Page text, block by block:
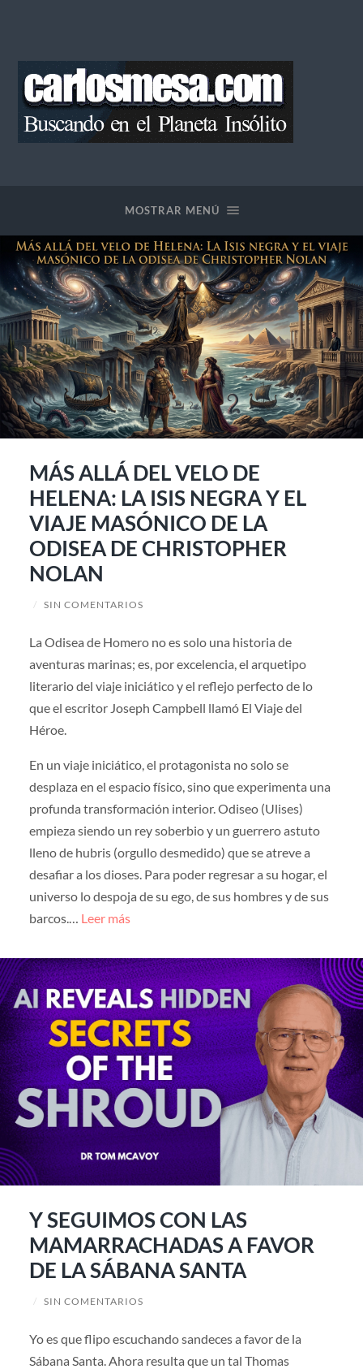
MOSTRAR MENÚ
MÁS ALLÁ DEL VELO DE
HELENA: LA ISIS NEGRA Y EL
VIAJE MASÓNICO DE LA
ODISEA DE CHRISTOPHER
NOLAN
/ SIN COMENTARIOS
La Odisea de Homero no es solo una historia de
aventuras marinas; es, por excelencia, el arquetipo
literario del viaje iniciático y el reflejo perfecto de lo
que el escritor Joseph Campbell llamó El Viaje del
Héroe.
En un viaje iniciático, el protagonista no solo se
desplaza en el espacio físico, sino que experimenta una
profunda transformación interior. Odiseo (Ulises)
empieza siendo un rey soberbio y un guerrero astuto
lleno de hubris (orgullo desmedido) que se atreve a
desafiar a los dioses. Para poder regresar a su hogar, el
universo lo despoja de su ego, de sus hombres y de sus
barcos.… Leer más
Y SEGUIMOS CON LAS
MAMARRACHADAS A FAVOR
DE LA SÁBANA SANTA
/ SIN COMENTARIOS
Yo es que flipo escuchando sandeces a favor de la
Sábana Santa. Ahora resulta que un tal Thomas